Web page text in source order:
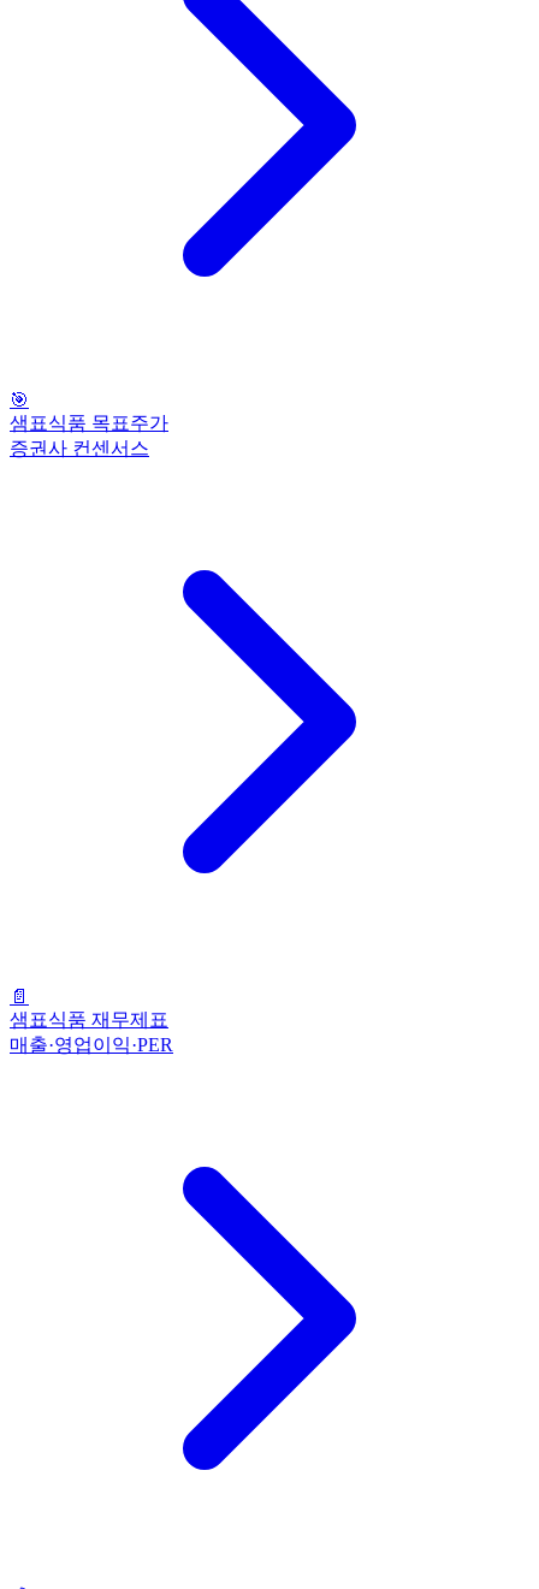
🎯
샘표식품 목표주가
증권사 컨센서스
📄
샘표식품 재무제표
매출·영업이익·PER